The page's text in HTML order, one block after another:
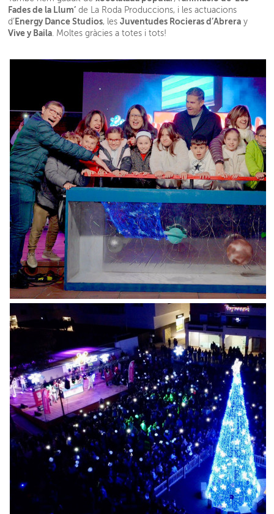
Fades de la Llum’ de La Roda Produccions, i les actuacions
d’Energy Dance Studios, lesJuventudes Rocieras d’Abrera y
Vive y Baila . Moltes gràcies a totes i tots!